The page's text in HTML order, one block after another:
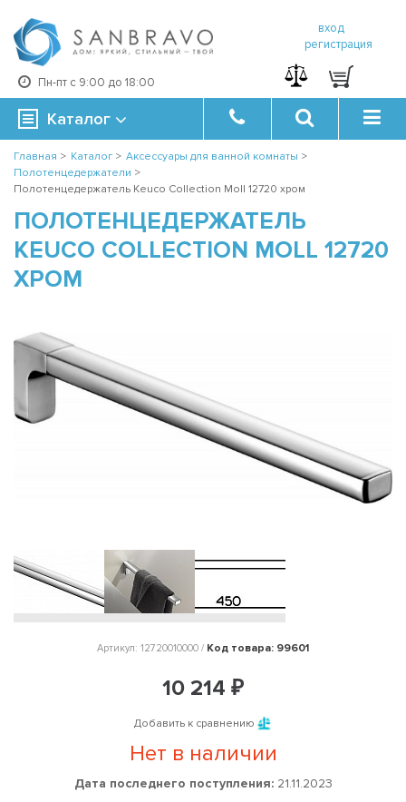
Пн-пт с 9:00 до 18:00
вход
регистрация
Каталог
Главная > Каталог > Аксессуары для ванной комнаты >
Полотенцедержатели >
Полотенцедержатель Keuco Collection Moll 12720 хром
ПОЛОТЕНЦЕДЕРЖАТЕЛЬ
KEUCO COLLECTION MOLL 12720
ХРОМ
Артикул: 12720010000 / Код товара: 99601
10 214 ₽
Добавить к сравнению
Нет в наличии
Дата последнего поступления:21.11.2023